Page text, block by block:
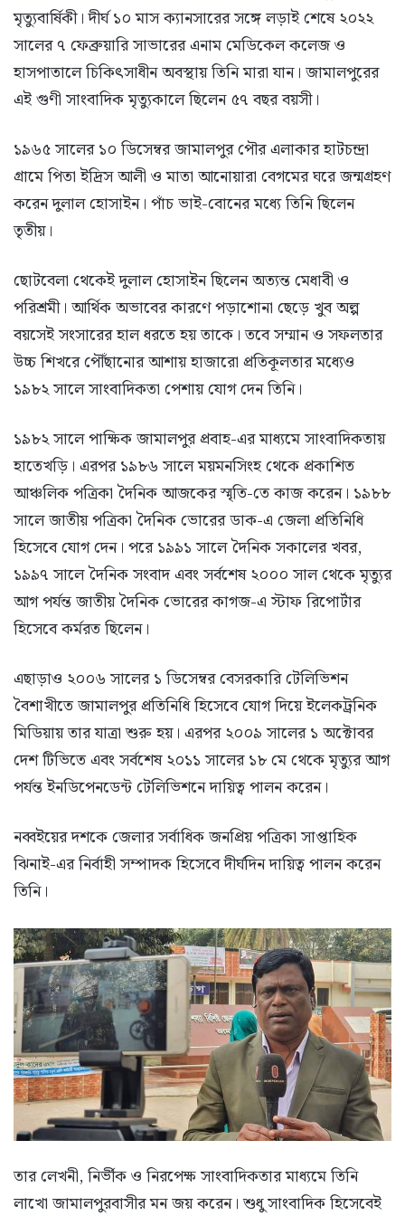
মৃত্যুবার্ষিকী। দীর্ঘ ১০ মাস ক্যানসারের সঙ্গে লড়াই শেষে ২০২২
সালের ৭ ফেব্রুয়ারি সাভারের এনাম মেডিকেল কলেজ ও
হাসপাতালে চিকিৎসাধীন অবস্থায় তিনি মারা যান। জামালপুরের
এই গুণী সাংবাদিক মৃত্যুকালে ছিলেন ৫৭ বছর বয়সী।
১৯৬৫ সালের ১০ ডিসেম্বর জামালপুর পৌর এলাকার হাটচন্দ্রা
গ্রামে পিতা ইদ্রিস আলী ও মাতা আনোয়ারা বেগমের ঘরে জন্মগ্রহণ
করেন দুলাল হোসাইন। পাঁচ ভাই-বোনের মধ্যে তিনি ছিলেন
তৃতীয়।
ছোটবেলা থেকেই দুলাল হোসাইন ছিলেন অত্যন্ত মেধাবী ও
পরিশ্রমী। আর্থিক অভাবের কারণে পড়াশোনা ছেড়ে খুব অল্প
বয়সেই সংসারের হাল ধরতে হয় তাকে। তবে সম্মান ও সফলতার
উচ্চ শিখরে পৌঁছানোর আশায় হাজারো প্রতিকূলতার মধ্যেও
১৯৮২ সালে সাংবাদিকতা পেশায় যোগ দেন তিনি।
১৯৮২ সালে পাক্ষিক জামালপুর প্রবাহ-এর মাধ্যমে সাংবাদিকতায়
হাতেখড়ি। এরপর ১৯৮৬ সালে ময়মনসিংহ থেকে প্রকাশিত
আঞ্চলিক পত্রিকা দৈনিক আজকের স্মৃতি-তে কাজ করেন। ১৯৮৮
সালে জাতীয় পত্রিকা দৈনিক ভোরের ডাক-এ জেলা প্রতিনিধি
হিসেবে যোগ দেন। পরে ১৯৯১ সালে দৈনিক সকালের খবর,
১৯৯৭ সালে দৈনিক সংবাদ এবং সর্বশেষ ২০০০ সাল থেকে মৃত্যুর
আগ পর্যন্ত জাতীয় দৈনিক ভোরের কাগজ-এ স্টাফ রিপোর্টার
হিসেবে কর্মরত ছিলেন।
এছাড়াও ২০০৬ সালের ১ ডিসেম্বর বেসরকারি টেলিভিশন
বৈশাখীতে জামালপুর প্রতিনিধি হিসেবে যোগ দিয়ে ইলেকট্রনিক
মিডিয়ায় তার যাত্রা শুরু হয়। এরপর ২০০৯ সালের ১ অক্টোবর
দেশ টিভিতে এবং সর্বশেষ ২০১১ সালের ১৮ মে থেকে মৃত্যুর আগ
পর্যন্ত ইনডিপেনডেন্ট টেলিভিশনে দায়িত্ব পালন করেন।
নব্বইয়ের দশকে জেলার সর্বাধিক জনপ্রিয় পত্রিকা সাপ্তাহিক
ঝিনাই-এর নির্বাহী সম্পাদক হিসেবে দীর্ঘদিন দায়িত্ব পালন করেন
তিনি।
তার লেখনী, নির্ভীক ও নিরপেক্ষ সাংবাদিকতার মাধ্যমে তিনি
লাখো জামালপুরবাসীর মন জয় করেন। শুধু সাংবাদিক হিসেবেই